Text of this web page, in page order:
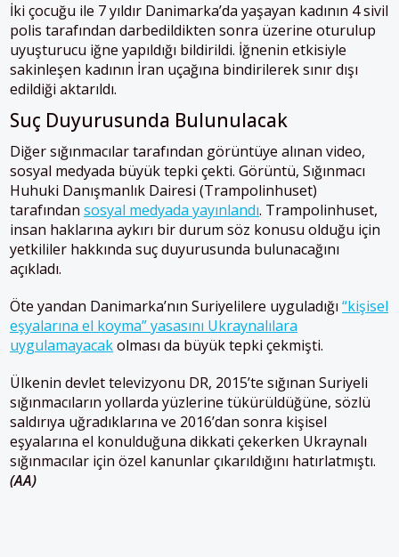
İki çocuğu ile 7 yıldır Danimarka’da yaşayan kadının 4 sivil
polis tarafından darbedildikten sonra üzerine oturulup
uyuşturucu iğne yapıldığı bildirildi. İğnenin etkisiyle
sakinleşen kadının İran uçağına bindirilerek sınır dışı
edildiği aktarıldı.
Suç Duyurusunda Bulunulacak
Diğer sığınmacılar tarafından görüntüye alınan video,
sosyal medyada büyük tepki çekti. Görüntü, Sığınmacı
Huhuki Danışmanlık Dairesi (Trampolinhuset)
tarafından sosyal medyada yayınlandı. Trampolinhuset,
insan haklarına aykırı bir durum söz konusu olduğu için
yetkililer hakkında suç duyurusunda bulunacağını
açıkladı.
Öte yandan Danimarka’nın Suriyelilere uyguladığı “kişisel
eşyalarına el koyma” yasasını Ukraynalılara
uygulamayacakolması da büyük tepki çekmişti.
Ülkenin devlet televizyonu DR, 2015’te sığınan Suriyeli
sığınmacıların yollarda yüzlerine tükürüldüğüne, sözlü
saldırıya uğradıklarına ve 2016’dan sonra kişisel
eşyalarına el konulduğuna dikkati çekerken Ukraynalı
sığınmacılar için özel kanunlar çıkarıldığını hatırlatmıştı.
(AA)